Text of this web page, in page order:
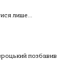
лише...
позбавив